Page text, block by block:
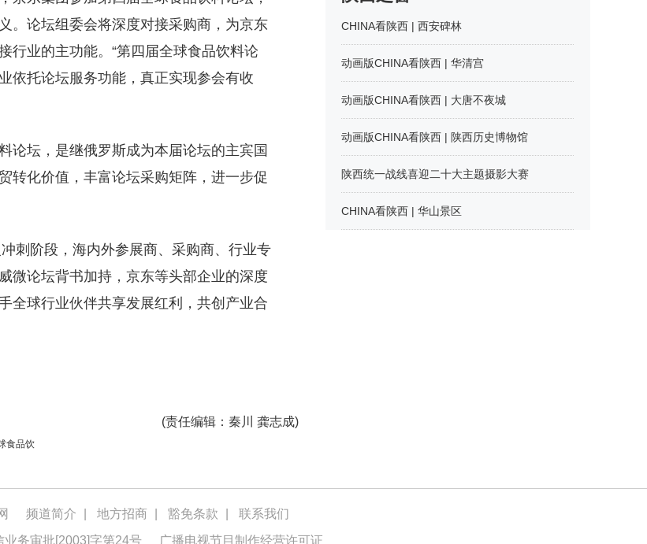
。论坛组委会将深度对接采购商，为京东
行业的主功能。“第四届全球食品饮料论
依托论坛服务功能，真正实现参会有收
论坛，是继俄罗斯成为本届论坛的主宾国
转化价值，丰富论坛采购矩阵，进一步促
刺阶段，海内外参展商、采购商、行业专
微论坛背书加持，京东等头部企业的深度
全球行业伙伴共享发展红利，共创产业合
(责任编辑 ：秦川 龚志成)
食品饮
CHINA看陕西 | 西安碑林
动画版CHINA看陕西 | 华清宫
动画版CHINA看陕西 | 大唐不夜城
动画版CHINA看陕西 | 陕西历史博物馆
陕西统一战线喜迎二十大主题摄影大赛
CHINA看陕西 | 华山景区
频道简介 地方招商 豁免条款
联系我们
业务审批[2003]字第24号 广播电视节目制作经营许可证